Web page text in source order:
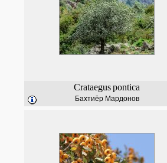
Crataeguspontica
Бахтиёр Мардонов